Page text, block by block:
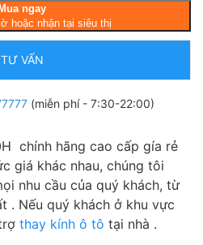
ngay
hoặc nhận tại siêu thị
TƯ VẤN
(miễn phí - 7:30-22:00)
chính hãng cao cấp gía rẻ
giá khác nhau, chúng tôi
nhu cầu của quý khách, từ
. Nếu quý khách ở khu vực
thay kính ô tô tại nhà .